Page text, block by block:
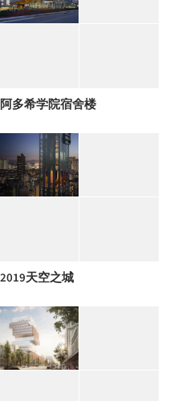
阿多希学院宿舍楼
2019天空之城